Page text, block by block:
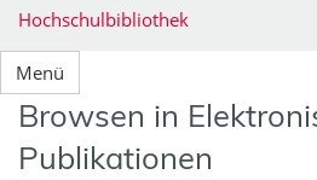
Hochschulbibliothek
Menü
Browsen in
Publikationen